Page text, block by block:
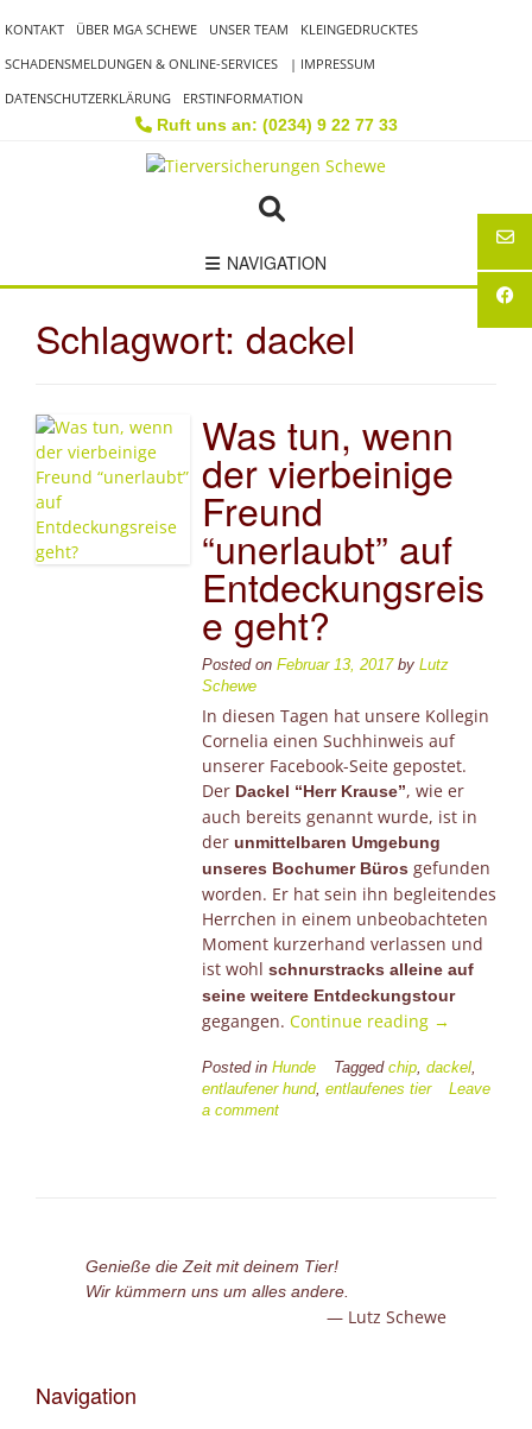
to
content
KONTAKT ÜBER MGA SCHEWE UNSER TEAM
KLEINGEDRUCKTES
SCHADENSMELDUNGEN & ONLINE-SERVICES
| IMPRESSUM
DATENSCHUTZERKLÄRUNG
ERSTINFORMATION
Ruft uns an: (0234) 9 22 77 33
NAVIGATION
Schlagwort: dackel
Was tun, wenn
der vierbeinige
Freund
“unerlaubt” auf
Entdeckungsreis
e geht?
Posted on Februar 13, 2017by Lutz
Schewe
In diesen Tagen hat unsere Kollegin
Cornelia einen Suchhinweis auf
unserer Facebook-Seite gepostet.
Der Dackel “Herr Krause”, wie er
auch bereits genannt wurde, ist in
der unmittelbaren Umgebung
unseres Bochumer Büros gefunden
worden. Er hat sein ihn begleitendes
Herrchen in einem unbeobachteten
Moment kurzerhand verlassen und
ist wohl schnurstracks alleine auf
seine weitere Entdeckungstour
gegangen. Continue reading “Was
wenn
der
→
Posted in Hunde Tagged chip, dackel,
entlaufener hund, entlaufenes tier
Leave
a comment
Genieße die Zeit mit deinem Tier!
Wir kümmern uns um alles andere.
Lutz Schewe
Navigation